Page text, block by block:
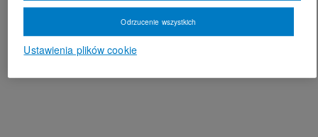
Ustawienia plików cookie
Odrzucenie wszystkich